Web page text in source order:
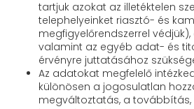
tartjuk azokat az illetéktelen
telephelyeinket riasztó- és
megfigyelőrendszerrel védjük),
valamint az egyéb adat- és
érvényre juttatásához
Az adatokat megfelelő
különösen a jogosulatlan
megváltoztatás, a